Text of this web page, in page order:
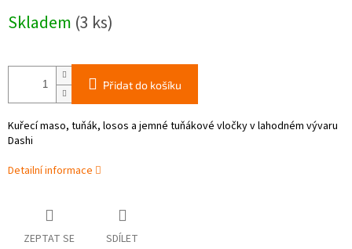
cena:
Skladem (3 ks)
Přidat do košíku
Kuřecí maso, tuňák, losos a jemné tuňákové vločky v lahodném vývaru
Dashi
Detailní informace
ZEPTAT SE SDÍLET